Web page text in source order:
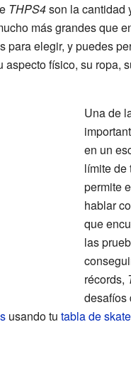
THPS4son la cantidad
más grandes que
para elegir, y puedes
físico, su ropa,
Una de
en un
límite de
permite
hablar
que
las
récords,
desafíos
usando tu tabla de skate